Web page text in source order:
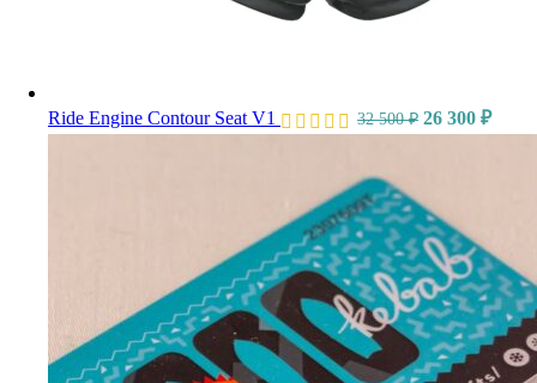
Ride Engine Contour Seat V1 32 500₽ 26 300 ₽